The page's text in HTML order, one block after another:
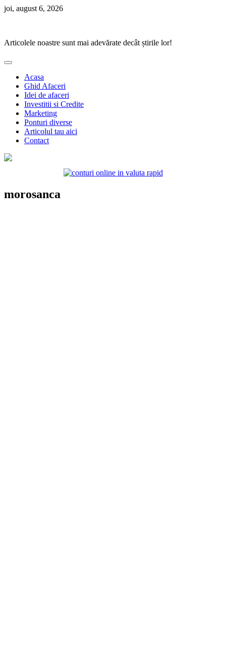
Skip
joi, august 6, 2026
Articolele noastre sunt mai adevărate decât știrile lor!
Acasa
Ghid Afaceri
Idei de afaceri
Investitii si Credite
Marketing
Ponturi diverse
Articolul tau aici
Contact
morosanca